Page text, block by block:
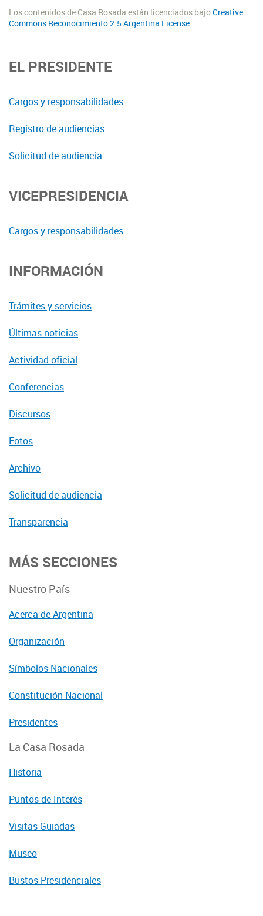
Los contenidos de Casa Rosada están licenciados bajoCreative
Commons Reconocimiento 2.5 Argentina License
EL PRESIDENTE
Cargos y responsabilidades
Registro de audiencias
Solicitud de audiencia
VICEPRESIDENCIA
Cargos y responsabilidades
INFORMACIÓN
Trámites y servicios
Últimas noticias
Actividad oficial
Conferencias
Discursos
Fotos
Archivo
Solicitud de audiencia
Transparencia
MÁS SECCIONES
Nuestro País
Acerca de Argentina
Organización
Símbolos Nacionales
Constitución Nacional
Presidentes
La Casa Rosada
Historia
Puntos de Interés
Visitas Guiadas
Museo
Bustos Presidenciales